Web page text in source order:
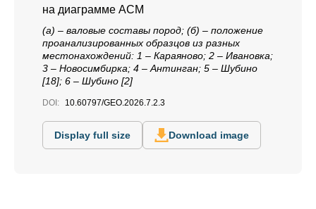
на диаграмме АСМ
(а) – валовые составы пород; (б) – положение
проанализированных образцов из разных
местонахождений: 1 – Караяново; 2 – Ивановка;
3 – Новосимбирка; 4 – Антинган; 5 – Шубино
[18]; 6 – Шубино [2]
DOI: 10.60797/GEO.2026.7.2.3
Display full size Download image